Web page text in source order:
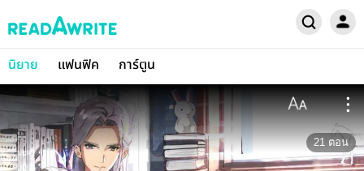
นิยาย แฟนฟิค การ์ตูน
21 ตอน